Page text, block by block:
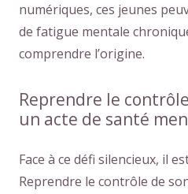
numériques, ces jeunes
de fatigue mentale
comprendre l’origine.
Reprendre le
un acte de santé
Face à ce défi silencieux, il
Reprendre le contrôle de